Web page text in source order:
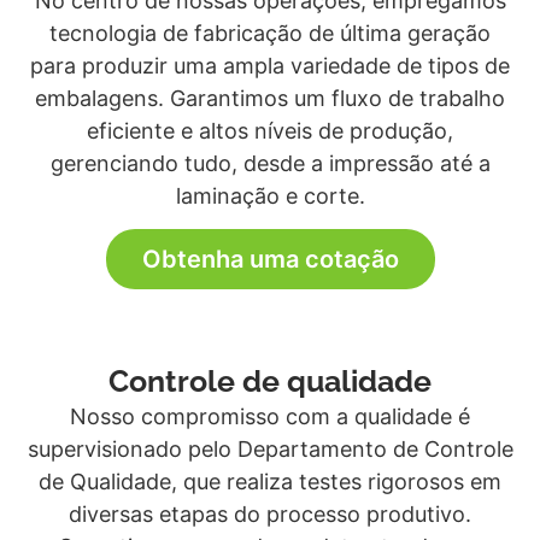
tecnologia de fabricação de última geração
para produzir uma ampla variedade de tipos de
embalagens. Garantimos um fluxo de trabalho
eficiente e altos níveis de produção,
gerenciando tudo, desde a impressão até a
laminação e corte.
Obtenha uma cotação
Controle de qualidade
Nosso compromisso com a qualidade é
supervisionado pelo Departamento de Controle
de Qualidade, que realiza testes rigorosos em
diversas etapas do processo produtivo.